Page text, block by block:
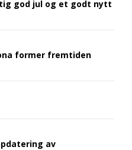
god jul og et godt nytt
former fremtiden
av